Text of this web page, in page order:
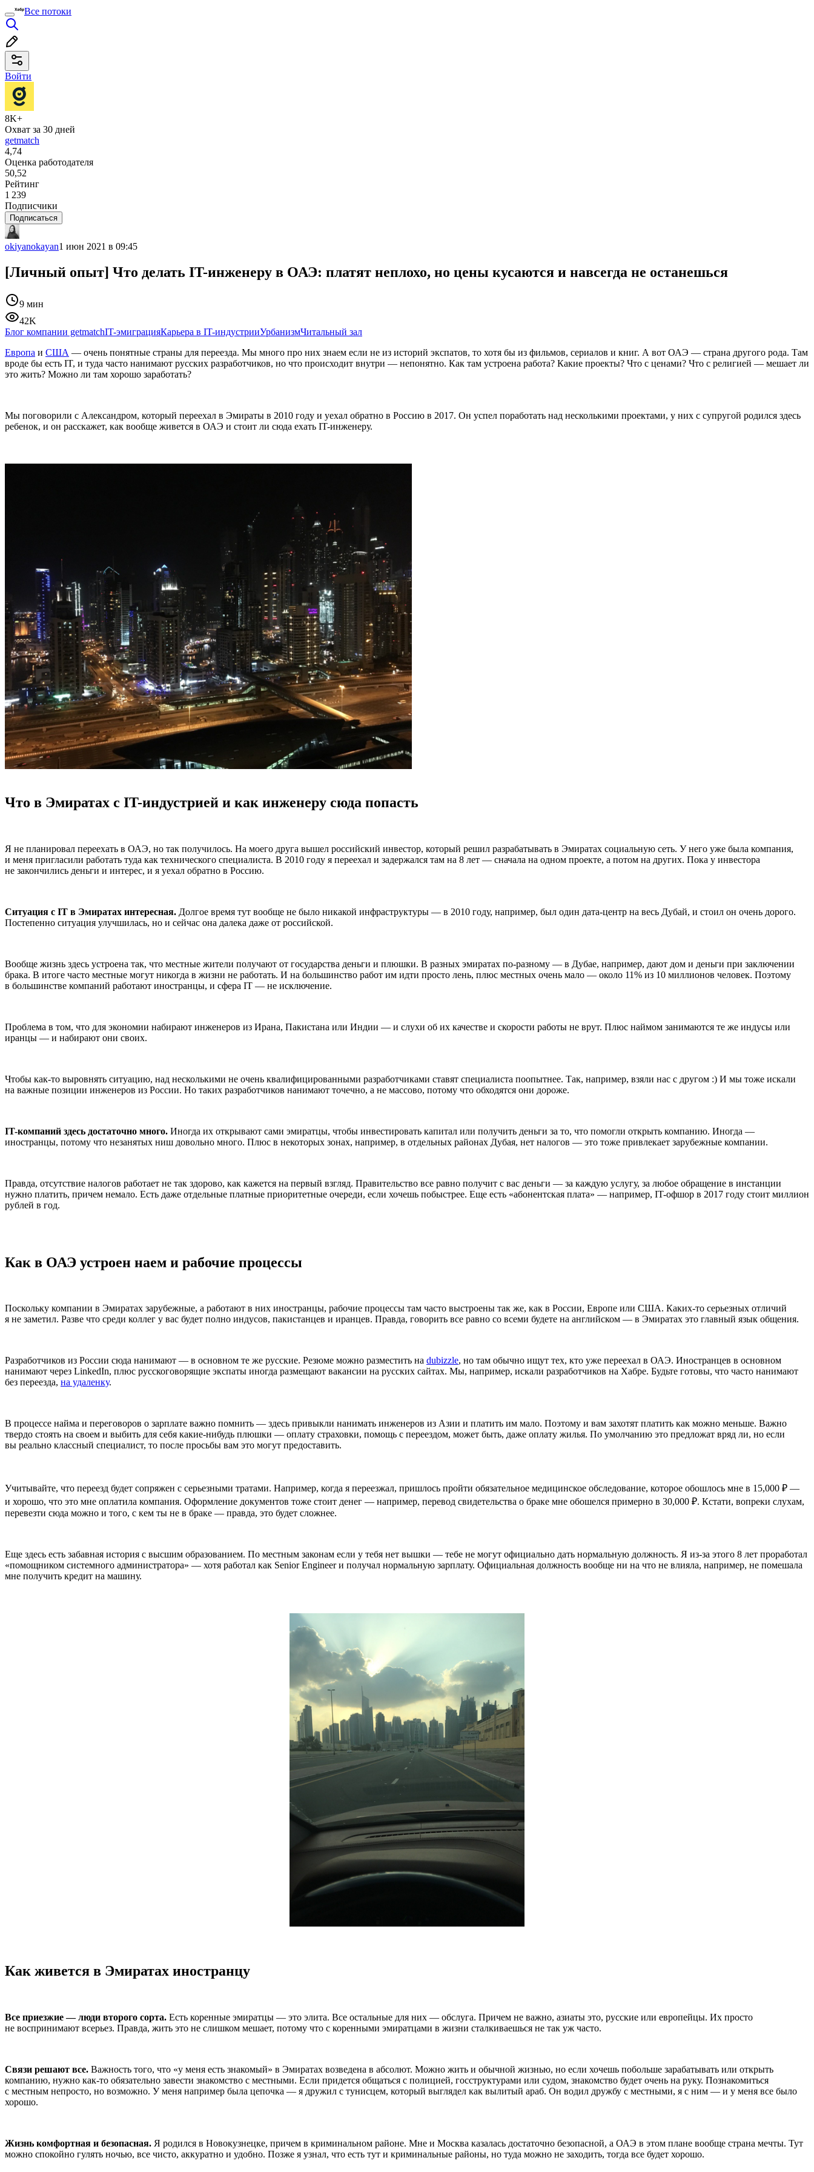
Все потоки
Войти
8K+
Охват за 30 дней
getmatch
4,74
Оценка работодателя
50,52
Рейтинг
1 239
Подписчики
Подписаться
okiyanokayan1 июн 2021 в 09:45
[Личный опыт] Что делать IT-инженеру в ОАЭ: платят неплохо, но цены кусаются и навсегда не останешься
9 мин
42K
Блог компании getmatchIT-эмиграцияКарьера в IT-индустрииУрбанизмЧитальный зал
Европа и США — очень понятные страны для переезда. Мы много про них знаем если не из историй экспатов, то хотя бы из фильмов, сериалов и книг. А вот ОАЭ — страна другого рода. Там
вроде бы есть IT, и туда часто нанимают русских разработчиков, но что происходит внутри — непонятно. Как там устроена работа? Какие проекты? Что с ценами? Что с религией — мешает ли
это жить? Можно ли там хорошо заработать?
Мы поговорили с Александром, который переехал в Эмираты в 2010 году и уехал обратно в Россию в 2017. Он успел поработать над несколькими проектами, у них с супругой родился здесь
ребенок, и он расскажет, как вообще живется в ОАЭ и стоит ли сюда ехать IT-инженеру.
Что в Эмиратах с IT-индустрией и как инженеру сюда попасть
Я не планировал переехать в ОАЭ, но так получилось. На моего друга вышел российский инвестор, который решил разрабатывать в Эмиратах социальную сеть. У него уже была компания,
и меня пригласили работать туда как технического специалиста. В 2010 году я переехал и задержался там на 8 лет — сначала на одном проекте, а потом на других. Пока у инвестора
не закончились деньги и интерес, и я уехал обратно в Россию.
Ситуация с IT в Эмиратах интересная. Долгое время тут вообще не было никакой инфраструктуры — в 2010 году, например, был один дата-центр на весь Дубай, и стоил он очень дорого.
Постепенно ситуация улучшилась, но и сейчас она далека даже от российской.
Вообще жизнь здесь устроена так, что местные жители получают от государства деньги и плюшки. В разных эмиратах по-разному — в Дубае, например, дают дом и деньги при заключении
брака. В итоге часто местные могут никогда в жизни не работать. И на большинство работ им идти просто лень, плюс местных очень мало — около 11% из 10 миллионов человек. Поэтому
в большинстве компаний работают иностранцы, и сфера IT — не исключение.
Проблема в том, что для экономии набирают инженеров из Ирана, Пакистана или Индии — и слухи об их качестве и скорости работы не врут. Плюс наймом занимаются те же индусы или
иранцы — и набирают они своих.
Чтобы как-то выровнять ситуацию, над несколькими не очень квалифицированными разработчиками ставят специалиста поопытнее. Так, например, взяли нас с другом :) И мы тоже искали
на важные позиции инженеров из России. Но таких разработчиков нанимают точечно, а не массово, потому что обходятся они дороже.
IT-компаний здесь достаточно много. Иногда их открывают сами эмиратцы, чтобы инвестировать капитал или получить деньги за то, что помогли открыть компанию. Иногда —
иностранцы, потому что незанятых ниш довольно много. Плюс в некоторых зонах, например, в отдельных районах Дубая, нет налогов — это тоже привлекает зарубежные компании.
Правда, отсутствие налогов работает не так здорово, как кажется на первый взгляд. Правительство все равно получит с вас деньги — за каждую услугу, за любое обращение в инстанции
нужно платить, причем немало. Есть даже отдельные платные приоритетные очереди, если хочешь побыстрее. Еще есть «абонентская плата» — например, IT-офшор в 2017 году стоит миллион
рублей в год.
Как в ОАЭ устроен наем и рабочие процессы
Поскольку компании в Эмиратах зарубежные, а работают в них иностранцы, рабочие процессы там часто выстроены так же, как в России, Европе или США. Каких-то серьезных отличий
я не заметил. Разве что среди коллег у вас будет полно индусов, пакистанцев и иранцев. Правда, говорить все равно со всеми будете на английском — в Эмиратах это главный язык общения.
Разработчиков из России сюда нанимают — в основном те же русские. Резюме можно разместить на dubizzle, но там обычно ищут тех, кто уже переехал в ОАЭ. Иностранцев в основном
нанимают через LinkedIn, плюс русскоговорящие экспаты иногда размещают вакансии на русских сайтах. Мы, например, искали разработчиков на Хабре. Будьте готовы, что часто нанимают
без переезда, на удаленку.
В процессе найма и переговоров о зарплате важно помнить — здесь привыкли нанимать инженеров из Азии и платить им мало. Поэтому и вам захотят платить как можно меньше. Важно
твердо стоять на своем и выбить для себя какие-нибудь плюшки — оплату страховки, помощь с переездом, может быть, даже оплату жилья. По умолчанию это предложат вряд ли, но если
вы реально классный специалист, то после просьбы вам это могут предоставить.
Учитывайте, что переезд будет сопряжен с серьезными тратами. Например, когда я переезжал, пришлось пройти обязательное медицинское обследование, которое обошлось мне в 15,000 ₽ —
и хорошо, что это мне оплатила компания. Оформление документов тоже стоит денег — например, перевод свидетельства о браке мне обошелся примерно в 30,000 ₽. Кстати, вопреки слухам,
перевезти сюда можно и того, с кем ты не в браке — правда, это будет сложнее.
Еще здесь есть забавная история с высшим образованием. По местным законам если у тебя нет вышки — тебе не могут официально дать нормальную должность. Я из-за этого 8 лет проработал
«помощником системного администратора» — хотя работал как Senior Engineer и получал нормальную зарплату. Официальная должность вообще ни на что не влияла, например, не помешала
мне получить кредит на машину.
Как живется в Эмиратах иностранцу
Все приезжие — люди второго сорта. Есть коренные эмиратцы — это элита. Все остальные для них — обслуга. Причем не важно, азиаты это, русские или европейцы. Их просто
не воспринимают всерьез. Правда, жить это не слишком мешает, потому что с коренными эмиратцами в жизни сталкиваешься не так уж часто.
Связи решают все. Важность того, что «у меня есть знакомый» в Эмиратах возведена в абсолют. Можно жить и обычной жизнью, но если хочешь побольше зарабатывать или открыть
компанию, нужно как-то обязательно завести знакомство с местными. Если придется общаться с полицией, госструктурами или судом, знакомство будет очень на руку. Познакомиться
с местным непросто, но возможно. У меня например была цепочка — я дружил с тунисцем, который выглядел как вылитый араб. Он водил дружбу с местными, я с ним — и у меня все было
хорошо.
Жизнь комфортная и безопасная. Я родился в Новокузнецке, причем в криминальном районе. Мне и Москва казалась достаточно безопасной, а ОАЭ в этом плане вообще страна мечты. Тут
можно спокойно гулять ночью, все чисто, аккуратно и удобно. Позже я узнал, что есть тут и криминальные районы, но туда можно не заходить, тогда все будет хорошо.